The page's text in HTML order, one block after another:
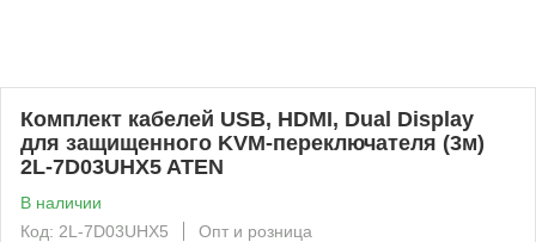
Комплект кабелей USB, HDMI, Dual Display
для защищенного KVM-переключателя (3м)
2L-7D03UHX5 ATEN
В наличии
Код: 2L-7D03UHX5
Опт и розница